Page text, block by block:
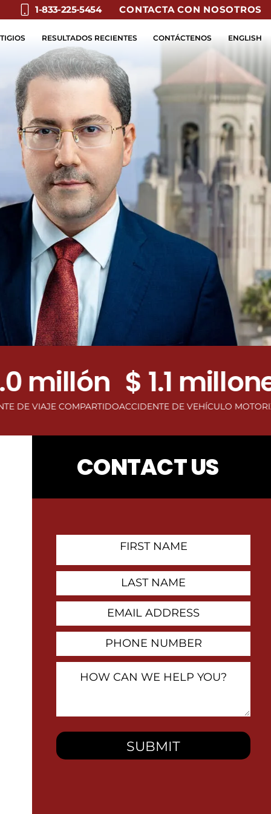
1-833-225-5454 CONTACTA CON NOSOTROS
ENGLISH
RESULTADOS RECIENTES CONTÁCTENOS
COMPARTIDO
$ 1.1 millones
ACCIDENTE DE VEHÍCULO MOTORIZADO
CONTACT US
Contact